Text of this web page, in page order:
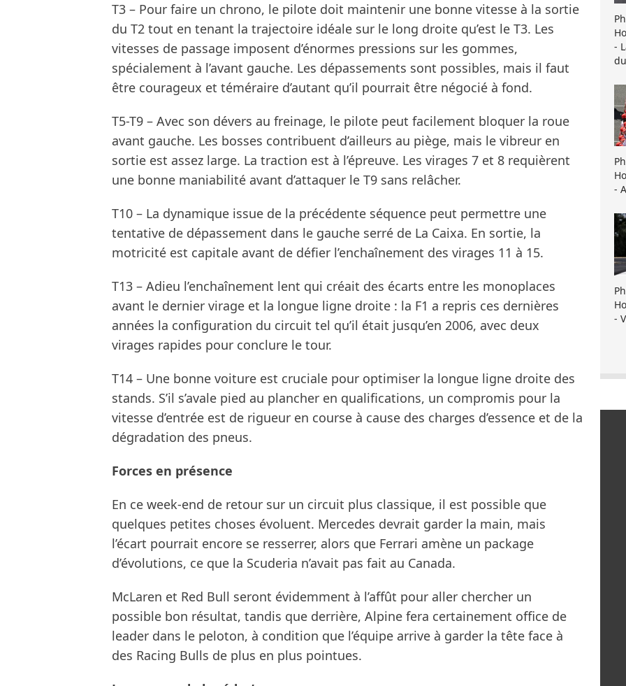
T3 – Pour faire un chrono, le pilote doit maintenir une bonne vitesse à la sortie
du T2 tout en tenant la trajectoire idéale sur le long droite qu’est le T3. Les
vitesses de passage imposent d’énormes pressions sur les gommes,
spécialement à l’avant gauche. Les dépassements sont possibles, mais il faut
être courageux et téméraire d’autant qu’il pourrait être négocié à fond.
T5-T9 – Avec son dévers au freinage, le pilote peut facilement bloquer la roue
avant gauche. Les bosses contribuent d’ailleurs au piège, mais le vibreur en
sortie est assez large. La traction est à l’épreuve. Les virages 7 et 8 requièrent
une bonne maniabilité avant d’attaquer le T9 sans relâcher.
T10 – La dynamique issue de la précédente séquence peut permettre une
tentative de dépassement dans le gauche serré de La Caixa. En sortie, la
motricité est capitale avant de défier l’enchaînement des virages 11 à 15.
T13 – Adieu l’enchaînement lent qui créait des écarts entre les monoplaces
avant le dernier virage et la longue ligne droite : la F1 a repris ces dernières
années la configuration du circuit tel qu’il était jusqu’en 2006, avec deux
virages rapides pour conclure le tour.
T14 – Une bonne voiture est cruciale pour optimiser la longue ligne droite des
stands. S’il s’avale pied au plancher en qualifications, un compromis pour la
vitesse d’entrée est de rigueur en course à cause des charges d’essence et de la
dégradation des pneus.
Forces en présence
En ce week-end de retour sur un circuit plus classique, il est possible que
quelques petites choses évoluent. Mercedes devrait garder la main, mais
l’écart pourrait encore se resserrer, alors que Ferrari amène un package
d’évolutions, ce que la Scuderia n’avait pas fait au Canada.
McLaren et Red Bull seront évidemment à l’affût pour aller chercher un
possible bon résultat, tandis que derrière, Alpine fera certainement office de
leader dans le peloton, à condition que l’équipe arrive à garder la tête face à
des Racing Bulls de plus en plus pointues.
-
-
-